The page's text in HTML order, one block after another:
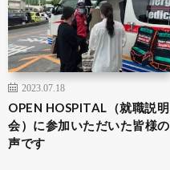
2023.07.18
OPEN HOSPITAL（就職説明
会）に参加いただいた皆様の
声です